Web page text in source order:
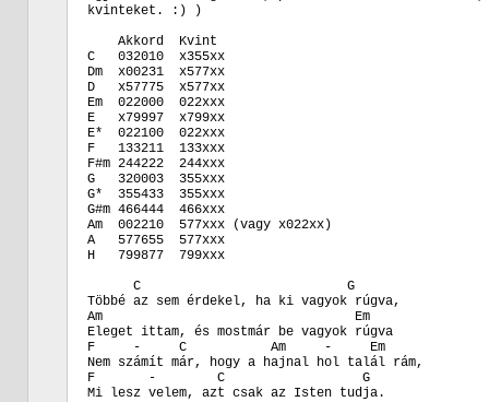
kvinteket. :) )
    Akkord  Kvint
C   032010  x355xx
Dm  x00231  x577xx
D   x57775  x577xx
Em  022000  022xxx
E   x79997  x799xx
E*  022100  022xxx
F   133211  133xxx
F#m 244222  244xxx
G   320003  355xxx
G*  355433  355xxx
G#m 466444  466xxx
Am  002210  577xxx (vagy x022xx)
A   577655  577xxx
H   799877  799xxx
      C                           G
Többé az sem érdekel, ha ki vagyok rúgva,
Am                                 Em
Eleget ittam, és mostmár be vagyok rúgva
F     -     C           Am     -     Em
Nem számít már, hogy a hajnal hol talál rám,
F       -        C                  G
Mi lesz velem, azt csak az Isten tudja.